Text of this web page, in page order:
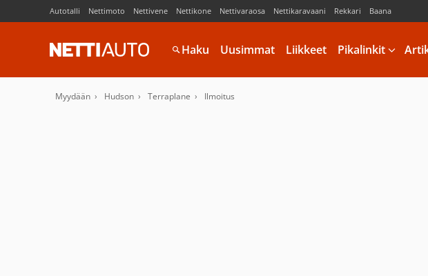
Autotalli Nettimoto Nettivene Nettikone Nettivaraosa Nettikaravaani Rekkari Baana
Haku Uusimmat Liikkeet Pikalinkit
Myydään Hudson Terraplane Ilmoitus